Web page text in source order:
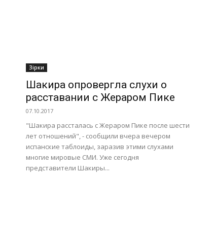
Зірки
Шакира опровергла слухи о
расставании с Жераром Пике
07.10.2017
"Шакира рассталась с Жераром Пике после шести
лет отношений", - сообщили вчера вечером
испанские таблоиды, заразив этими слухами
многие мировые СМИ. Уже сегодня
представители Шакиры...